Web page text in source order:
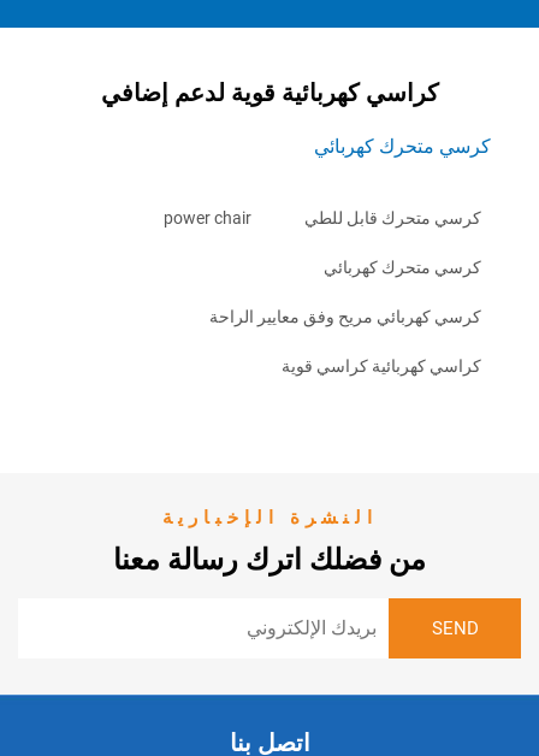
كهربائية قوية لدعم إضافي
كهربائي
قابل للطي power chair
كهربائي
مريح وفق معايير الراحة
كراسي قوية
النشرة الإخبارية
من فضلك اترك رسالة معنا